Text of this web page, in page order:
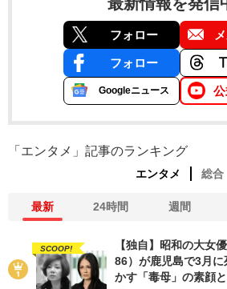
フォロー
フォロー
Googleニュース
「エンタメ」記事のランキング
エンタメ 総合
最新 24時間 週間
SCOOP!
【独自】昭和の大女
86）が鹿児島で3月
かす「毒母」の素顔